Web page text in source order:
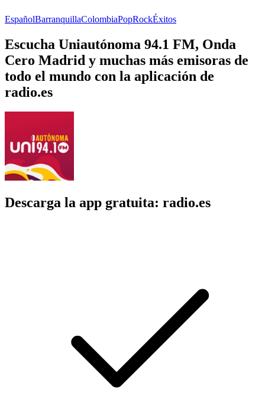
EspañolBarranquillaColombiaPopRockÉxitos
Escucha Uniautónoma 94.1 FM, Onda
Cero Madrid y muchas más emisoras de
todo el mundo con la aplicación de
radio.es
Descarga la app gratuita: radio.es